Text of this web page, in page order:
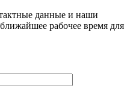
данные и наши
рабочее время для